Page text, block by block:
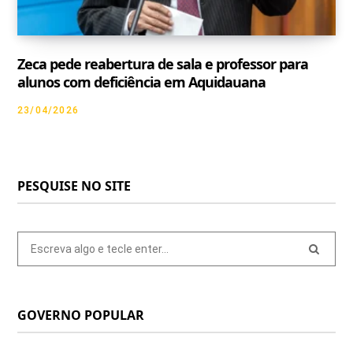
Zeca pede reabertura de sala e professor para
alunos com deficiência em Aquidauana
23/04/2026
PESQUISE NO SITE
GOVERNO POPULAR